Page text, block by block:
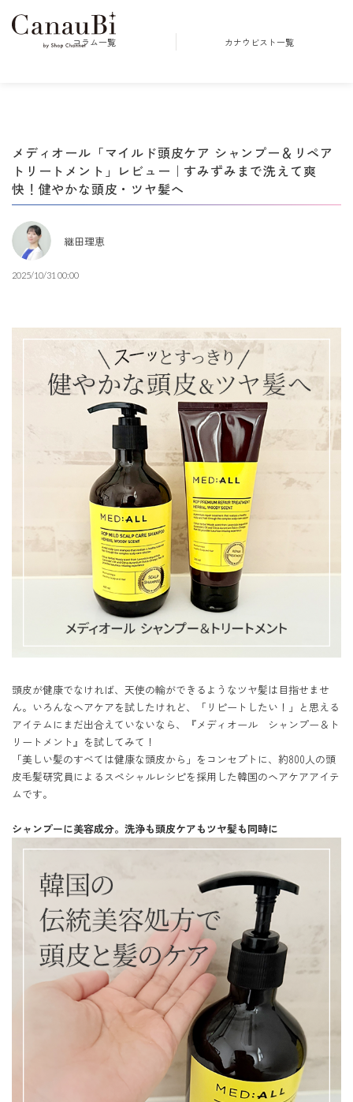
コラム一覧 カナウビスト一覧
メディオール「マイルド頭皮ケア シャンプー＆リペア
トリートメント」レビュー｜すみずみまで洗えて爽
快！健やかな頭皮・ツヤ髪へ
継田理恵
2025/10/31 00:00
頭皮が健康でなければ、天使の輪ができるようなツヤ髪は目指せませ
ん。いろんなヘアケアを試したけれど、「リピートしたい！」と思える
アイテムにまだ出合えていないなら、『メディオール　シャンプー＆ト
リートメント』を試してみて！
「美しい髪のすべては健康な頭皮から」をコンセプトに、約800人の頭
皮毛髪研究員によるスペシャルレシピを採用した韓国のヘアケアアイテ
ムです。
シャンプーに美容成分。洗浄も頭皮ケアもツヤ髪も同時に